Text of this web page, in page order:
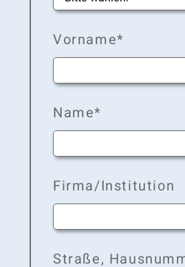
Vorname*
Name*
Firma/Institution
Straße,